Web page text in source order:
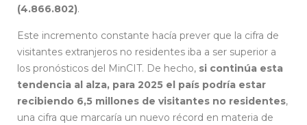
(4.866.802).
Este incremento constante hacía prever que la cifra de
visitantes extranjeros no residentes iba a ser superior a
los pronósticos del MinCIT. De hecho, si continúa esta
tendencia al alza, para 2025 el país podría estar
recibiendo 6,5 millones de visitantes no residentes,
una cifra que marcaría un nuevo récord en materia de